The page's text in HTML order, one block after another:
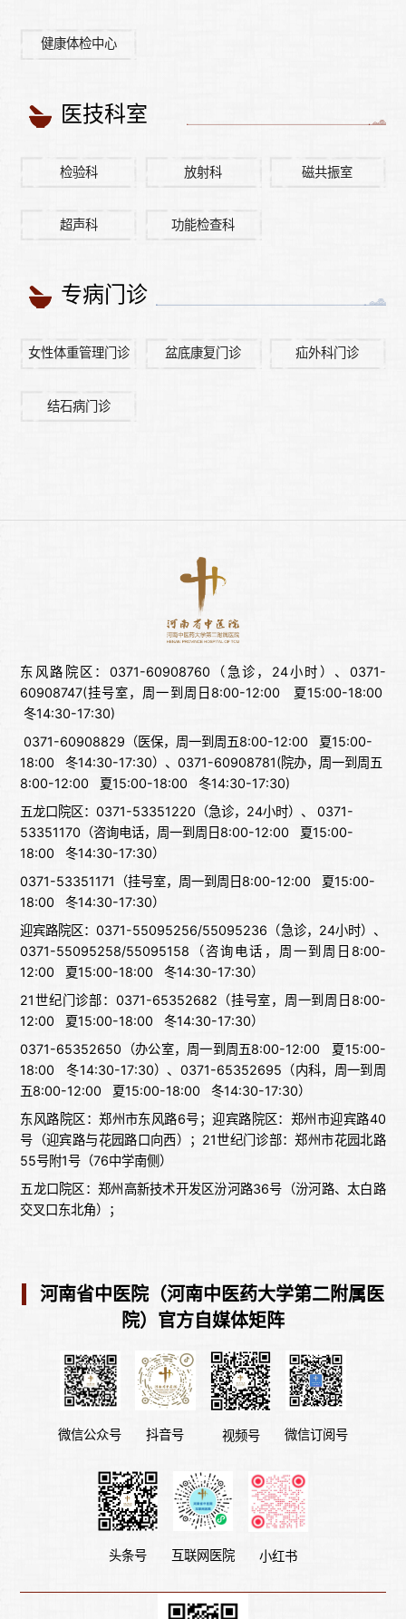
健康体检中心
医技科室
检验科 放射科 磁共振室
超声科 功能检查科
专病门诊
女性体重管理门诊 盆底康复门诊 疝外科门诊
结石病门诊
东风路院区：0371-60908760（急诊，24小时）、0371-
60908747(挂号室，周一到周日8:00-12:00 夏15:00-18:00
冬14:30-17:30)
0371-60908829（医保，周一到周五8:00-12:00 夏15:00-
18:00 冬14:30-17:30）、0371-60908781(院办，周一到周五
8:00-12:00 夏15:00-18:00 冬14:30-17:30)
五龙口院区：0371-53351220（急诊，24小时）、 0371-
53351170（咨询电话，周一到周日8:00-12:00 夏15:00-
18:00 冬14:30-17:30）
0371-53351171（挂号室，周一到周日8:00-12:00 夏15:00-
18:00 冬14:30-17:30）
迎宾路院区：0371-55095256/55095236（急诊，24小时）、
0371-55095258/55095158（咨询电话，周一到周日8:00-
12:00 夏15:00-18:00 冬14:30-17:30）
21世纪门诊部：0371-65352682（挂号室，周一到周日8:00-
12:00 夏15:00-18:00 冬14:30-17:30）
0371-65352650（办公室，周一到周五8:00-12:00 夏15:00-
18:00 冬14:30-17:30）、0371-65352695（内科，周一到周
五8:00-12:00 夏15:00-18:00 冬14:30-17:30）
东风路院区：郑州市东风路6号；迎宾路院区：郑州市迎宾路40
号（迎宾路与花园路口向西）；21世纪门诊部：郑州市花园北路
55号附1号（76中学南侧）
五龙口院区：郑州高新技术开发区汾河路36号（汾河路、太白路
交叉口东北角）；
河南省中医院（河南中医药大学第二附属医
院）官方自媒体矩阵
微信公众号 抖音号 视频号 微信订阅号
头条号 互联网医院 小红书